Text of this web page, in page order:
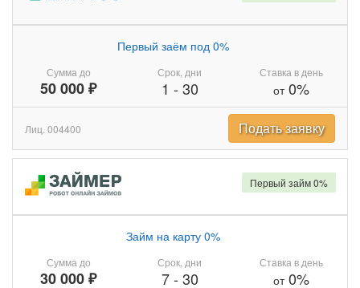
Сумма до
50 000 ₽
Первый заём под 0%
Срок, дни
1 - 30
Ставка в день
от0%
Лиц. 004400 Подать заявку
Сумма до
30 000 ₽
Займ на карту 0%
Срок, дни
7- 30
Ставка в день
от0%
Первый займ 0%